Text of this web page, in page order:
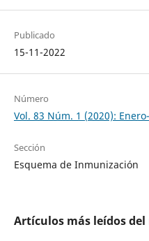
Publicado
15-11-2022
Número
Vol. 83 Núm. 1 (2020):
Sección
Esquema de Inmunización
Artículos más leídos